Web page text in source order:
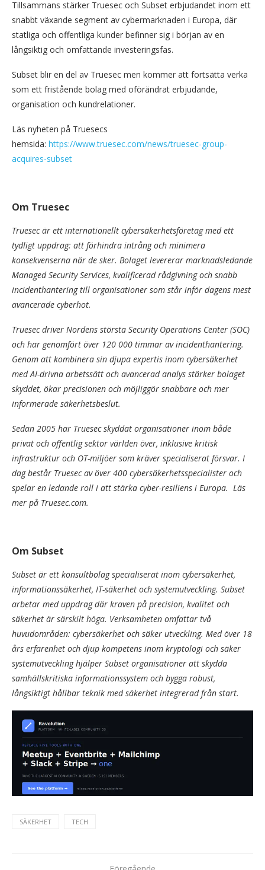
Tillsammans stärker Truesec och Subset erbjudandet inom ett
snabbt växande segment av cybermarknaden i Europa, där
statliga och offentliga kunder befinner sig i början av en
långsiktig och omfattande investeringsfas.
Subset blir en del av Truesec men kommer att fortsätta verka
som ett fristående bolag med oförändrat erbjudande,
organisation och kundrelationer.
Läs nyheten på Truesecs
hemsida: https://www.truesec.com/news/truesec-group-
acquires-subset
Om Truesec
Truesec är ett internationellt cybersäkerhetsföretag med ett
tydligt uppdrag: att förhindra intrång och minimera
konsekvenserna när de sker. Bolaget levererar marknadsledande
Managed Security Services, kvalificerad rådgivning och snabb
incidenthantering till organisationer som står inför dagens mest
avancerade cyberhot.
Truesec driver Nordens största Security Operations Center (SOC)
och har genomfört över 120 000 timmar av incidenthantering.
Genom att kombinera sin djupa expertis inom cybersäkerhet
med AI-drivna arbetssätt och avancerad analys stärker bolaget
skyddet, ökar precisionen och möjliggör snabbare och mer
informerade säkerhetsbeslut.
Sedan 2005 har Truesec skyddat organisationer inom både
privat och offentlig sektor världen över, inklusive kritisk
infrastruktur och OT-miljöer som kräver specialiserat försvar. I
dag består Truesec av över 400 cybersäkerhetsspecialister och
spelar en ledande roll i att stärka cyber-resiliens i Europa. Läs
mer på Truesec.com.
Om Subset
Subset är ett konsultbolag specialiserat inom cybersäkerhet,
informationssäkerhet, IT-säkerhet och systemutveckling. Subset
arbetar med uppdrag där kraven på precision, kvalitet och
säkerhet är särskilt höga. Verksamheten omfattar två
huvudområden: cybersäkerhet och säker utveckling. Med över 18
års erfarenhet och djup kompetens inom kryptologi och säker
systemutveckling hjälper Subset organisationer att skydda
samhällskritiska informationssystem och bygga robust,
långsiktigt hållbar teknik med säkerhet integrerad från start.
SÄKERHET TECH